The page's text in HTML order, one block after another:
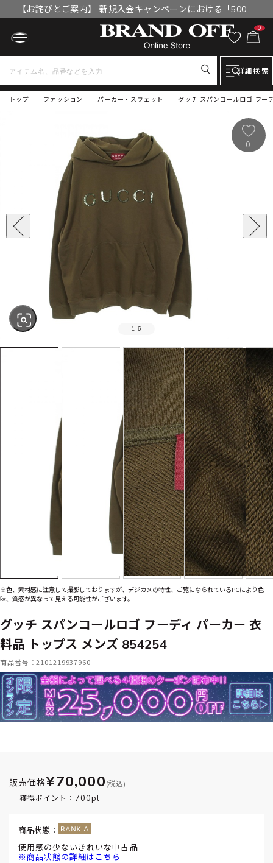
【お詫びとご案内】 新規入会キャンペーンにおける「500円
OFFクーポン」付与漏れと補填について
0
詳細検索
トップ グッチ スパンコールロゴ フー
ファッション パーカー・スウェット
1 |6
0
※色、素材感に注意して撮影しておりますが、デジカメの特性、ご覧になられているPCにより色
味、質感が異なって見える可能性がございます。
グッチ スパンコールロゴ フーディ パーカー 衣
料品 トップス メンズ 854254
商品番号：2101219937960
販売価格¥70,000 (税込)
獲得ポイント： 700pt
商品状態：
使用感の少ないきれいな中古品
※商品状態の詳細はこちら